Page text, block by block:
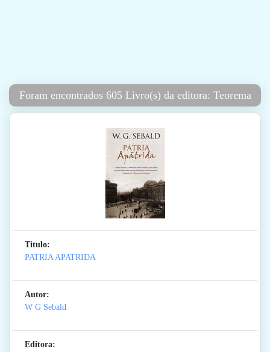
Foram encontrados 605 Livro(s) da editora: Teorema
Titulo:
PATRIA APATRIDA
Autor:
W G Sebald
Editora: